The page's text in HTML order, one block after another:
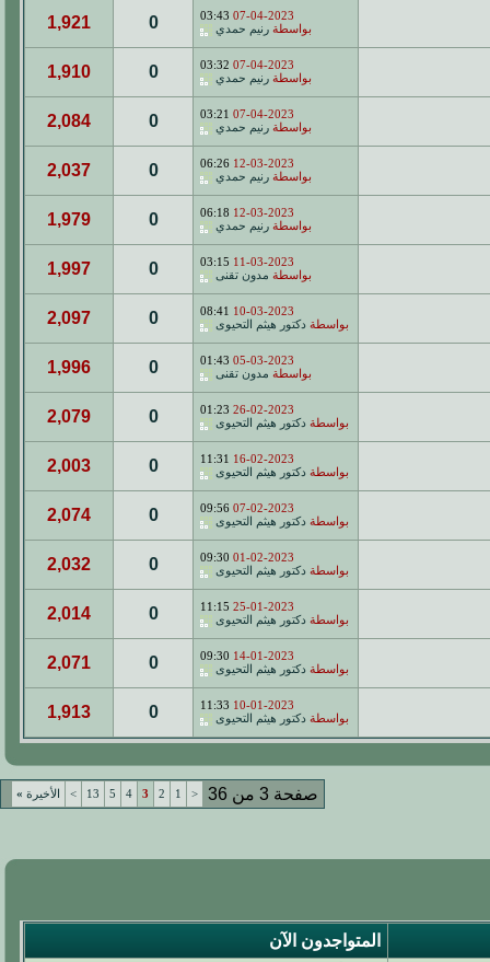
07-04-2023
03:43
بواسطة رنيم حمدي 0
1,921
07-04-2023
03:32
بواسطة رنيم حمدي 0
1,910
07-04-2023
03:21
بواسطة رنيم حمدي 0
2,084
12-03-2023
06:26
بواسطة رنيم حمدي 0
2,037
12-03-2023
06:18
بواسطة رنيم حمدي 0
1,979
11-03-2023
03:15
بواسطة مدون تقنى 0
1,997
10-03-2023
08:41
بواسطة دكتور هيثم التحيوى 0
2,097
05-03-2023
01:43
بواسطة مدون تقنى 0
1,996
26-02-2023
01:23
بواسطة دكتور هيثم التحيوى 0
2,079
16-02-2023
11:31
بواسطة دكتور هيثم التحيوى 0
2,003
07-02-2023
09:56
بواسطة دكتور هيثم التحيوى 0
2,074
01-02-2023
09:30
بواسطة دكتور هيثم التحيوى 0
2,032
25-01-2023
11:15
بواسطة دكتور هيثم التحيوى 0
2,014
14-01-2023
09:30
بواسطة دكتور هيثم التحيوى 0
2,071
10-01-2023
11:33
بواسطة دكتور هيثم التحيوى 0
1,913
صفحة 3 من 36 <
1
2
3
4
5
13
> الأخيرة »
المتواجدون الآن